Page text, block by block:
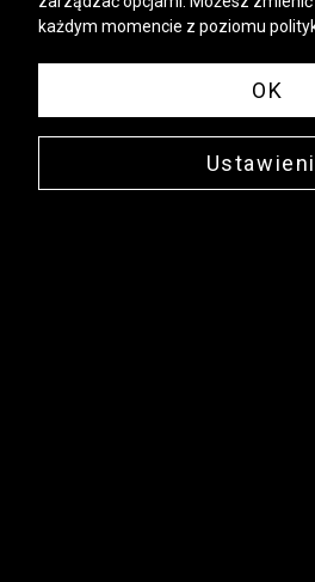
RegulaminyPolityka
każdym momencie z poziomu
OK